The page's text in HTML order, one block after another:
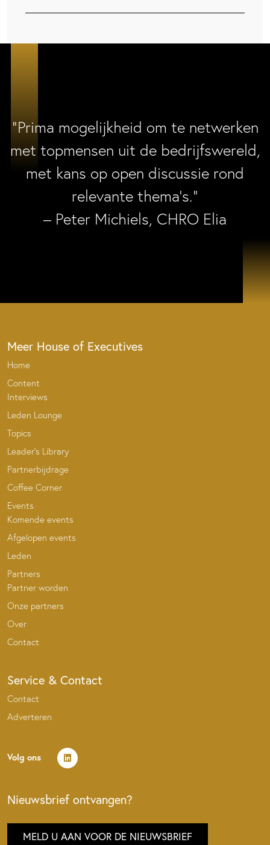
“Prima mogelijkheid om te netwerken
met topmensen uit de bedrijfswereld,
met kans op open discussie rond
relevante thema’s.”
– Peter Michiels, CHRO Elia
Meer House of Executives
Home
Content
Interviews
Leden Lounge
Topics
Leader’s Library
Partnerbijdrage
Coffee Corner
Events
Komende events
Afgelopen events
Leden
Partners
Partner worden
Onze partners
Over
Contact
Service & Contact
Contact
Adverteren
Volg ons
Nieuwsbrief ontvangen?
MELD U AAN VOOR DE NIEUWSBRIEF